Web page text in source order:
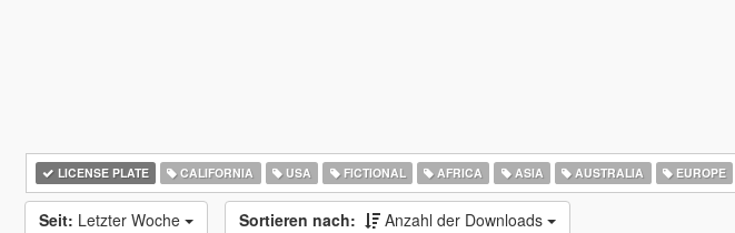
LICENSE PLATE CALIFORNIA USA FICTIONAL AFRICA ASIA AUSTRALIA EUROPE
Seit: Letzter Woche Sortieren nach: Anzahl der Downloads